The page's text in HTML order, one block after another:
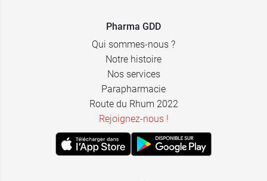
Pharma GDD
Qui sommes-nous ?
Notre histoire
Nos services
Parapharmacie
Route du Rhum 2022
Rejoignez-nous !